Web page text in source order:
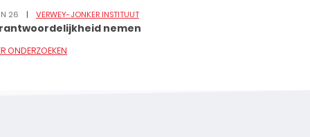
26 VERWEY-JONKER INSTITUUT
nemen
ONDERZOEKEN